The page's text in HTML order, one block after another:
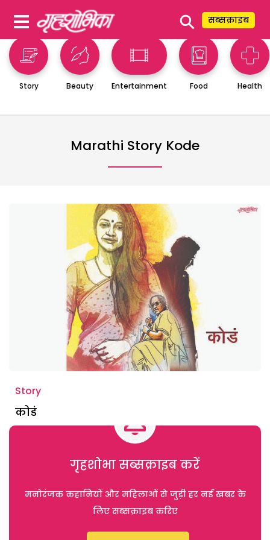
⚲ सब्सक्राइब
Story Beauty Entertainment Food Health
Marathi Story Kode
Story
कोडं
गृहशोभा सब्सक्राइब करें
मनोरंजक कहानियों और महिलाओं से जुड़ी हर नई खबर के
लिए सब्सक्राइब करिए